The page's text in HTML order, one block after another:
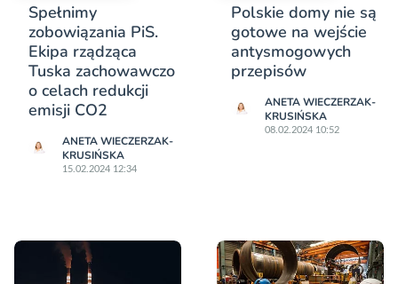
Spełnimy
zobowiązania PiS.
Ekipa rządząca
Tuska zachowawczo
o celach redukcji
emisji CO2
ANETA WIECZERZAK-
KRUSIŃSKA
15.02.2024 12:34
Polskie domy nie są
gotowe na wejście
antysmogowych
przepisów
ANETA WIECZERZAK-
KRUSIŃSKA
08.02.2024 10:52